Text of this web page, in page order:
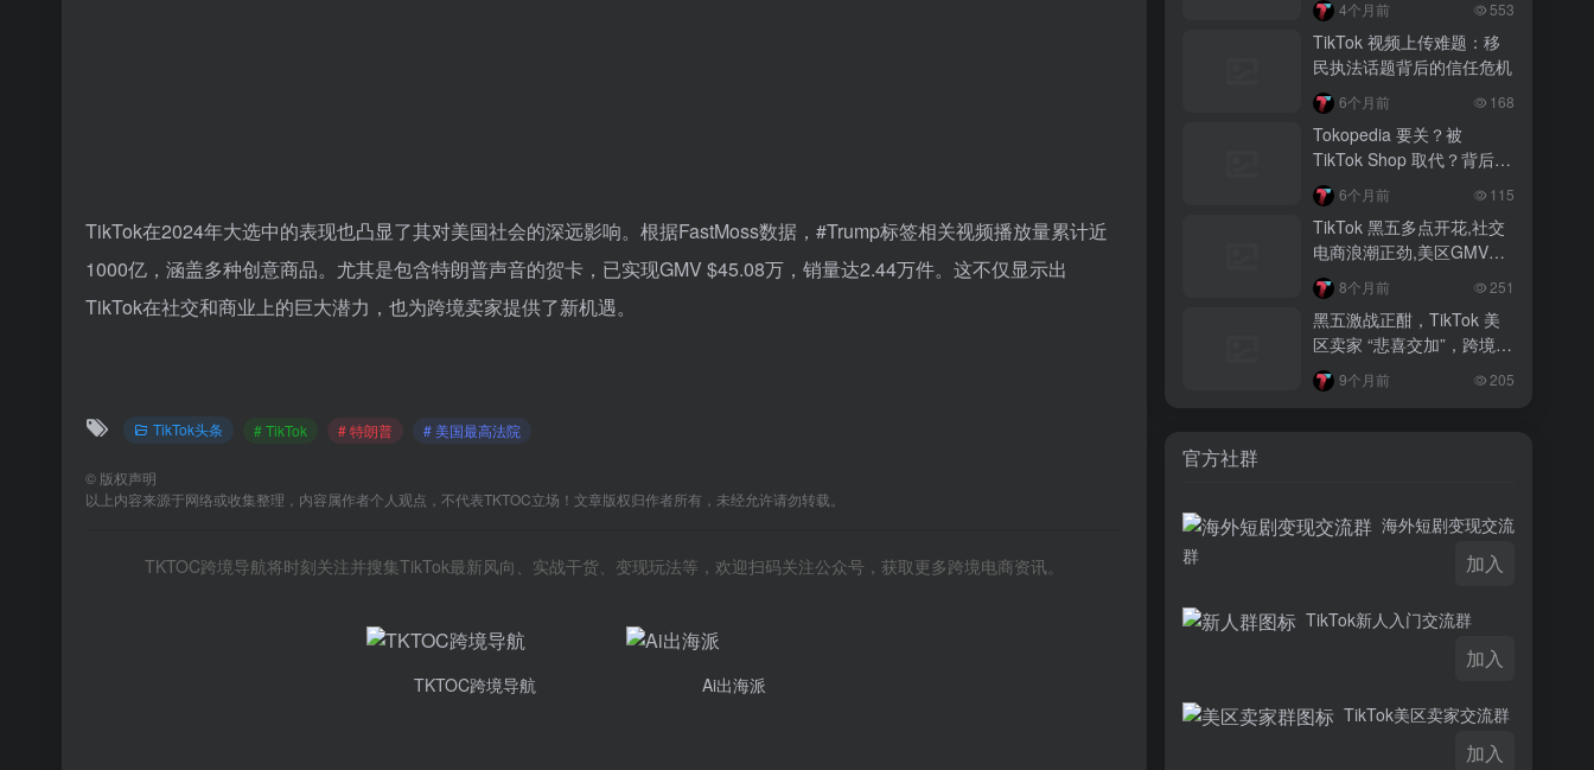
TikTok在2024年大选中的表现也凸显了其对美国社会的深远影响。根据FastMoss数据，#Trump标签相关视频播放量累计近
1000亿，涵盖多种创意商品。尤其是包含特朗普声音的贺卡，已实现GMV $45.08万，销量达2.44万件。这不仅显示出
TikTok在社交和商业上的巨大潜力，也为跨境卖家提供了新机遇。
TikTok头条 # TikTok # 特朗普 # 美国最高法院
© 版权声明
以上内容来源于网络或收集整理，内容属作者个人观点，不代表TKTOC立场！文章版权归作者所有，未经允许请勿转载。
TKTOC跨境导航将时刻关注并搜集TikTok最新风向、实战干货、变现玩法等，欢迎扫码关注公众号，获取更多跨境电商资讯。
TKTOC跨境导航 Ai出海派
音乐节降噪耳塞风靡欧美 DTC 品牌单日
营收突破 200 万元
越南监管出手核查Shopee、TikTok
Shop涨价行为，佣金调整遭调查
TikTok Shop 印尼推出出海项目 助力本
土品牌开拓东南亚市场
TikTok Shop 英美周榜出炉 美妆家居成
4个月前 553
TikTok 视频上传难题：移
民执法话题背后的信任危机
6个月前 168
Tokopedia 要关？被
TikTok Shop 取代？背后真
相大揭秘！
6个月前 115
TikTok 黑五多点开花,社交
电商浪潮正劲,美区GMV突
破35亿8个月前 251
黑五激战正酣，TikTok 美
区卖家 “悲喜交加”，跨境电
商路在何方？
9个月前 205
官方社群
海外短剧变现交流
群
加入
TikTok新人入门交流群
加入
TikTok美区卖家交流群
加入